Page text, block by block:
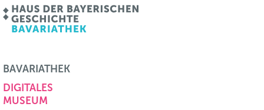
BAVARIATHEK
DIGITALES
MUSEUM